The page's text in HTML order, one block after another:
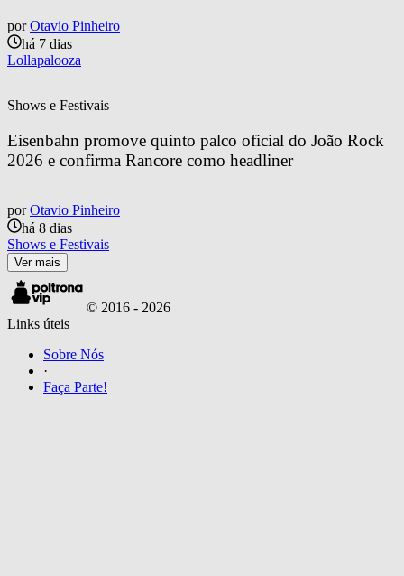
por Otavio Pinheiro
há 7 dias
Lollapalooza
Shows e Festivais
Eisenbahn promove quinto palco oficial do João Rock
2026 e confirma Rancore como headliner
por Otavio Pinheiro
há 8 dias
Shows e Festivais
Ver mais
© 2016 - 2026
Links úteis
Sobre Nós
·
Faça Parte!